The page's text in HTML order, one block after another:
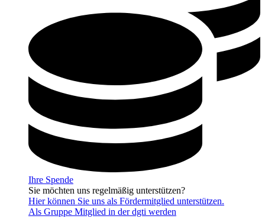
Ihre Spende
Sie möchten uns regelmäßig unterstützen?
Hier können Sie uns als Fördermitglied unterstützen.
Als Gruppe Mitglied in der dgti werden